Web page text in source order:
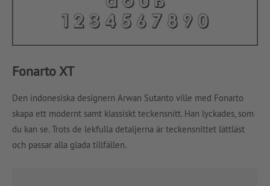
Fonarto XT
Den indonesiska designern Arwan Sutanto ville med Fonarto
skapa ett modernt samt klassiskt teckensnitt. Han lyckades, som
du kan se. Trots de lekfulla detaljerna är teckensnittet lättläst
och passar alla glada tillfällen.